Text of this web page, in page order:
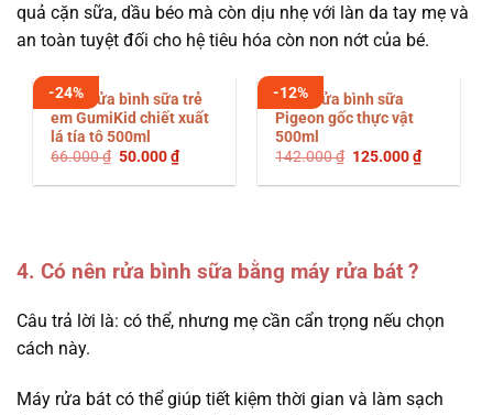
quả cặn sữa, dầu béo mà còn dịu nhẹ với làn da tay mẹ và
an toàn tuyệt đối cho hệ tiêu hóa còn non nớt của bé.
-24%
Nước rửa bình sữa trẻ
em GumiKid chiết xuất
lá tía tô 500ml
66.000₫ Giá
là:
50.000₫Giá
hiện
tại
-12%
Nước rửa bình sữa
Pigeon gốc thực vật
500ml
142.000₫ Giá
là:
125.000₫Giá
hiện
tại
4. Có nên rửa bình sữa bằng máy rửa bát ?
Câu trả lời là: có thể, nhưng mẹ cần cẩn trọng nếu chọn
cách này.
Máy rửa bát có thể giúp tiết kiệm thời gian và làm sạch